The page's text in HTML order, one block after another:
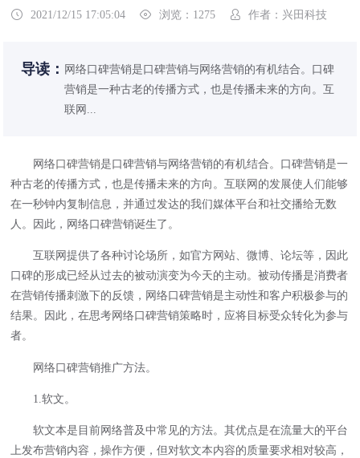
 2021/12/15 17:05:04  浏览：1275  作者：兴田科技
导读： 网络口碑营销是口碑营销与网络营销的有机结合。口碑
营销是一种古老的传播方式，也是传播未来的方向。互
联网...
网络口碑营销是口碑营销与网络营销的有机结合。口碑营销是一
种古老的传播方式，也是传播未来的方向。互联网的发展使人们能够
在一秒钟内复制信息，并通过发达的我们媒体平台和社交播给无数
人。因此，网络口碑营销诞生了。
互联网提供了各种讨论场所，如官方网站、微博、论坛等，因此
口碑的形成已经从过去的被动演变为今天的主动。被动传播是消费者
在营销传播刺激下的反馈，网络口碑营销是主动性和客户积极参与的
结果。因此，在思考网络口碑营销策略时，应将目标受众转化为参与
者。
网络口碑营销推广方法。
1.软文。
软文本是目前网络普及中常见的方法。其优点是在流量大的平台
上发布营销内容，操作方便，但对软文本内容的质量要求相对较高，